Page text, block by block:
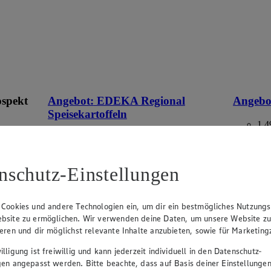
Angebot: EDEKA Regional
Speisekartoffeln
versch. Kocheigenschaften, aus
aus
Einstellungen
und andere Technologien ein, um dir ein bestmögliches
zu ermöglichen. Wir verwenden deine Daten, um unsere Website zu
und dir möglichst relevante Inhalte anzubieten, sowie für
ist freiwillig und kann jederzeit individuell in den Datenschutz-
angepasst werden. Bitte beachte, dass auf Basis deiner